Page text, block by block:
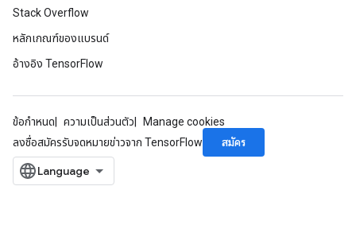
Stack Overflow
หลักเกณฑ์ของแบรนด์
อ้างอิง TensorFlow
ข้อกำหนด ความเป็นส่วนตัว
Manage cookies
ลงชื่อสมัครรับจดหมายข่าวจาก TensorFlow
สมัคร